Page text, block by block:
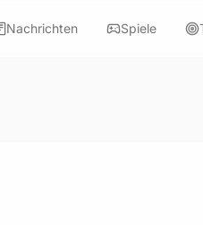
Nachrichten Spiele